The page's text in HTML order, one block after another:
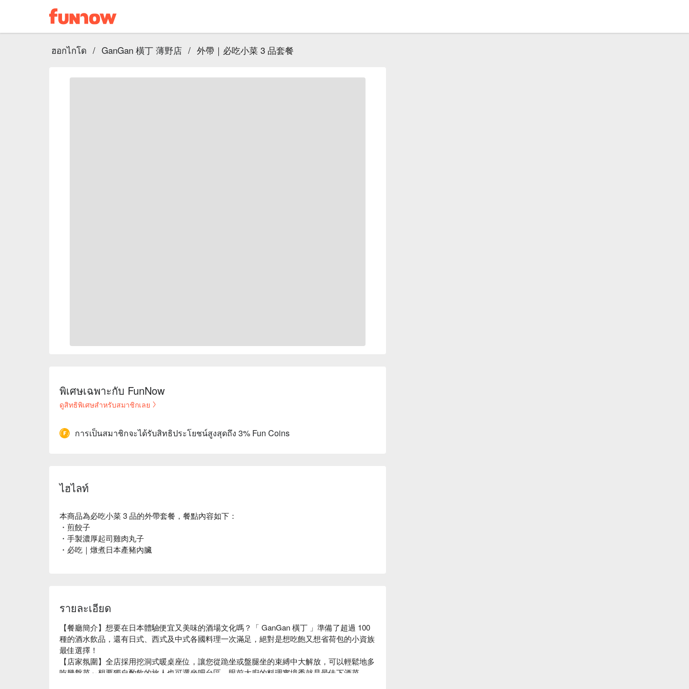
ฮอกไกโด / GanGan 橫丁 薄野店 / 外帶｜必吃小菜 3 品套餐
พิเศษเฉพาะกับ FunNow
ดูสิทธิพิเศษสำหรับสมาชิกเลย
การเป็นสมาชิกจะได้รับสิทธิประโยชน์สูงสุดถึง 3% Fun Coins
ไฮไลท์
本商品為必吃小菜 3 品的外帶套餐，餐點內容如下：
・煎餃子
・手製濃厚起司雞肉丸子
・必吃｜燉煮日本產豬內臟
รายละเอียด
【餐廳簡介】想要在日本體驗便宜又美味的酒場文化嗎？「 GanGan 橫丁 」準備了超過 100
種的酒水飲品，還有日式、西式及中式各國料理一次滿足，絕對是想吃飽又想省荷包的小資族
最佳選擇！
【店家氛圍】全店採用挖洞式暖桌座位，讓您從跪坐或盤腿坐的束縛中大解放，可以輕鬆地多
吃幾盤菜～想要獨自酌飲的旅人也可選坐吧台區，眼前大廚的料理實境秀就是最佳下酒菜。